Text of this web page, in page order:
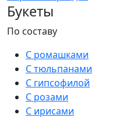
Букеты
По составу
С ромашками
С тюльпанами
С гипсофилой
С розами
С ирисами